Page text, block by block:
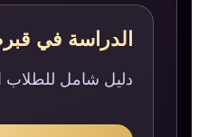
الدراسة في
دليل شامل للطلاب